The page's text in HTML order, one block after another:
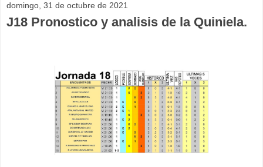
domingo, 31 de octubre de 2021
J18 Pronostico y analisis de la Quiniela.